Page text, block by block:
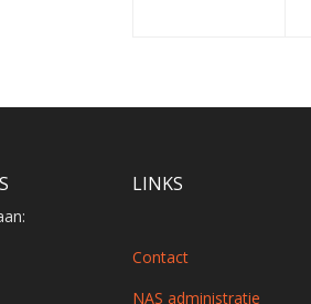
LINKS
Contact
NAS administratie